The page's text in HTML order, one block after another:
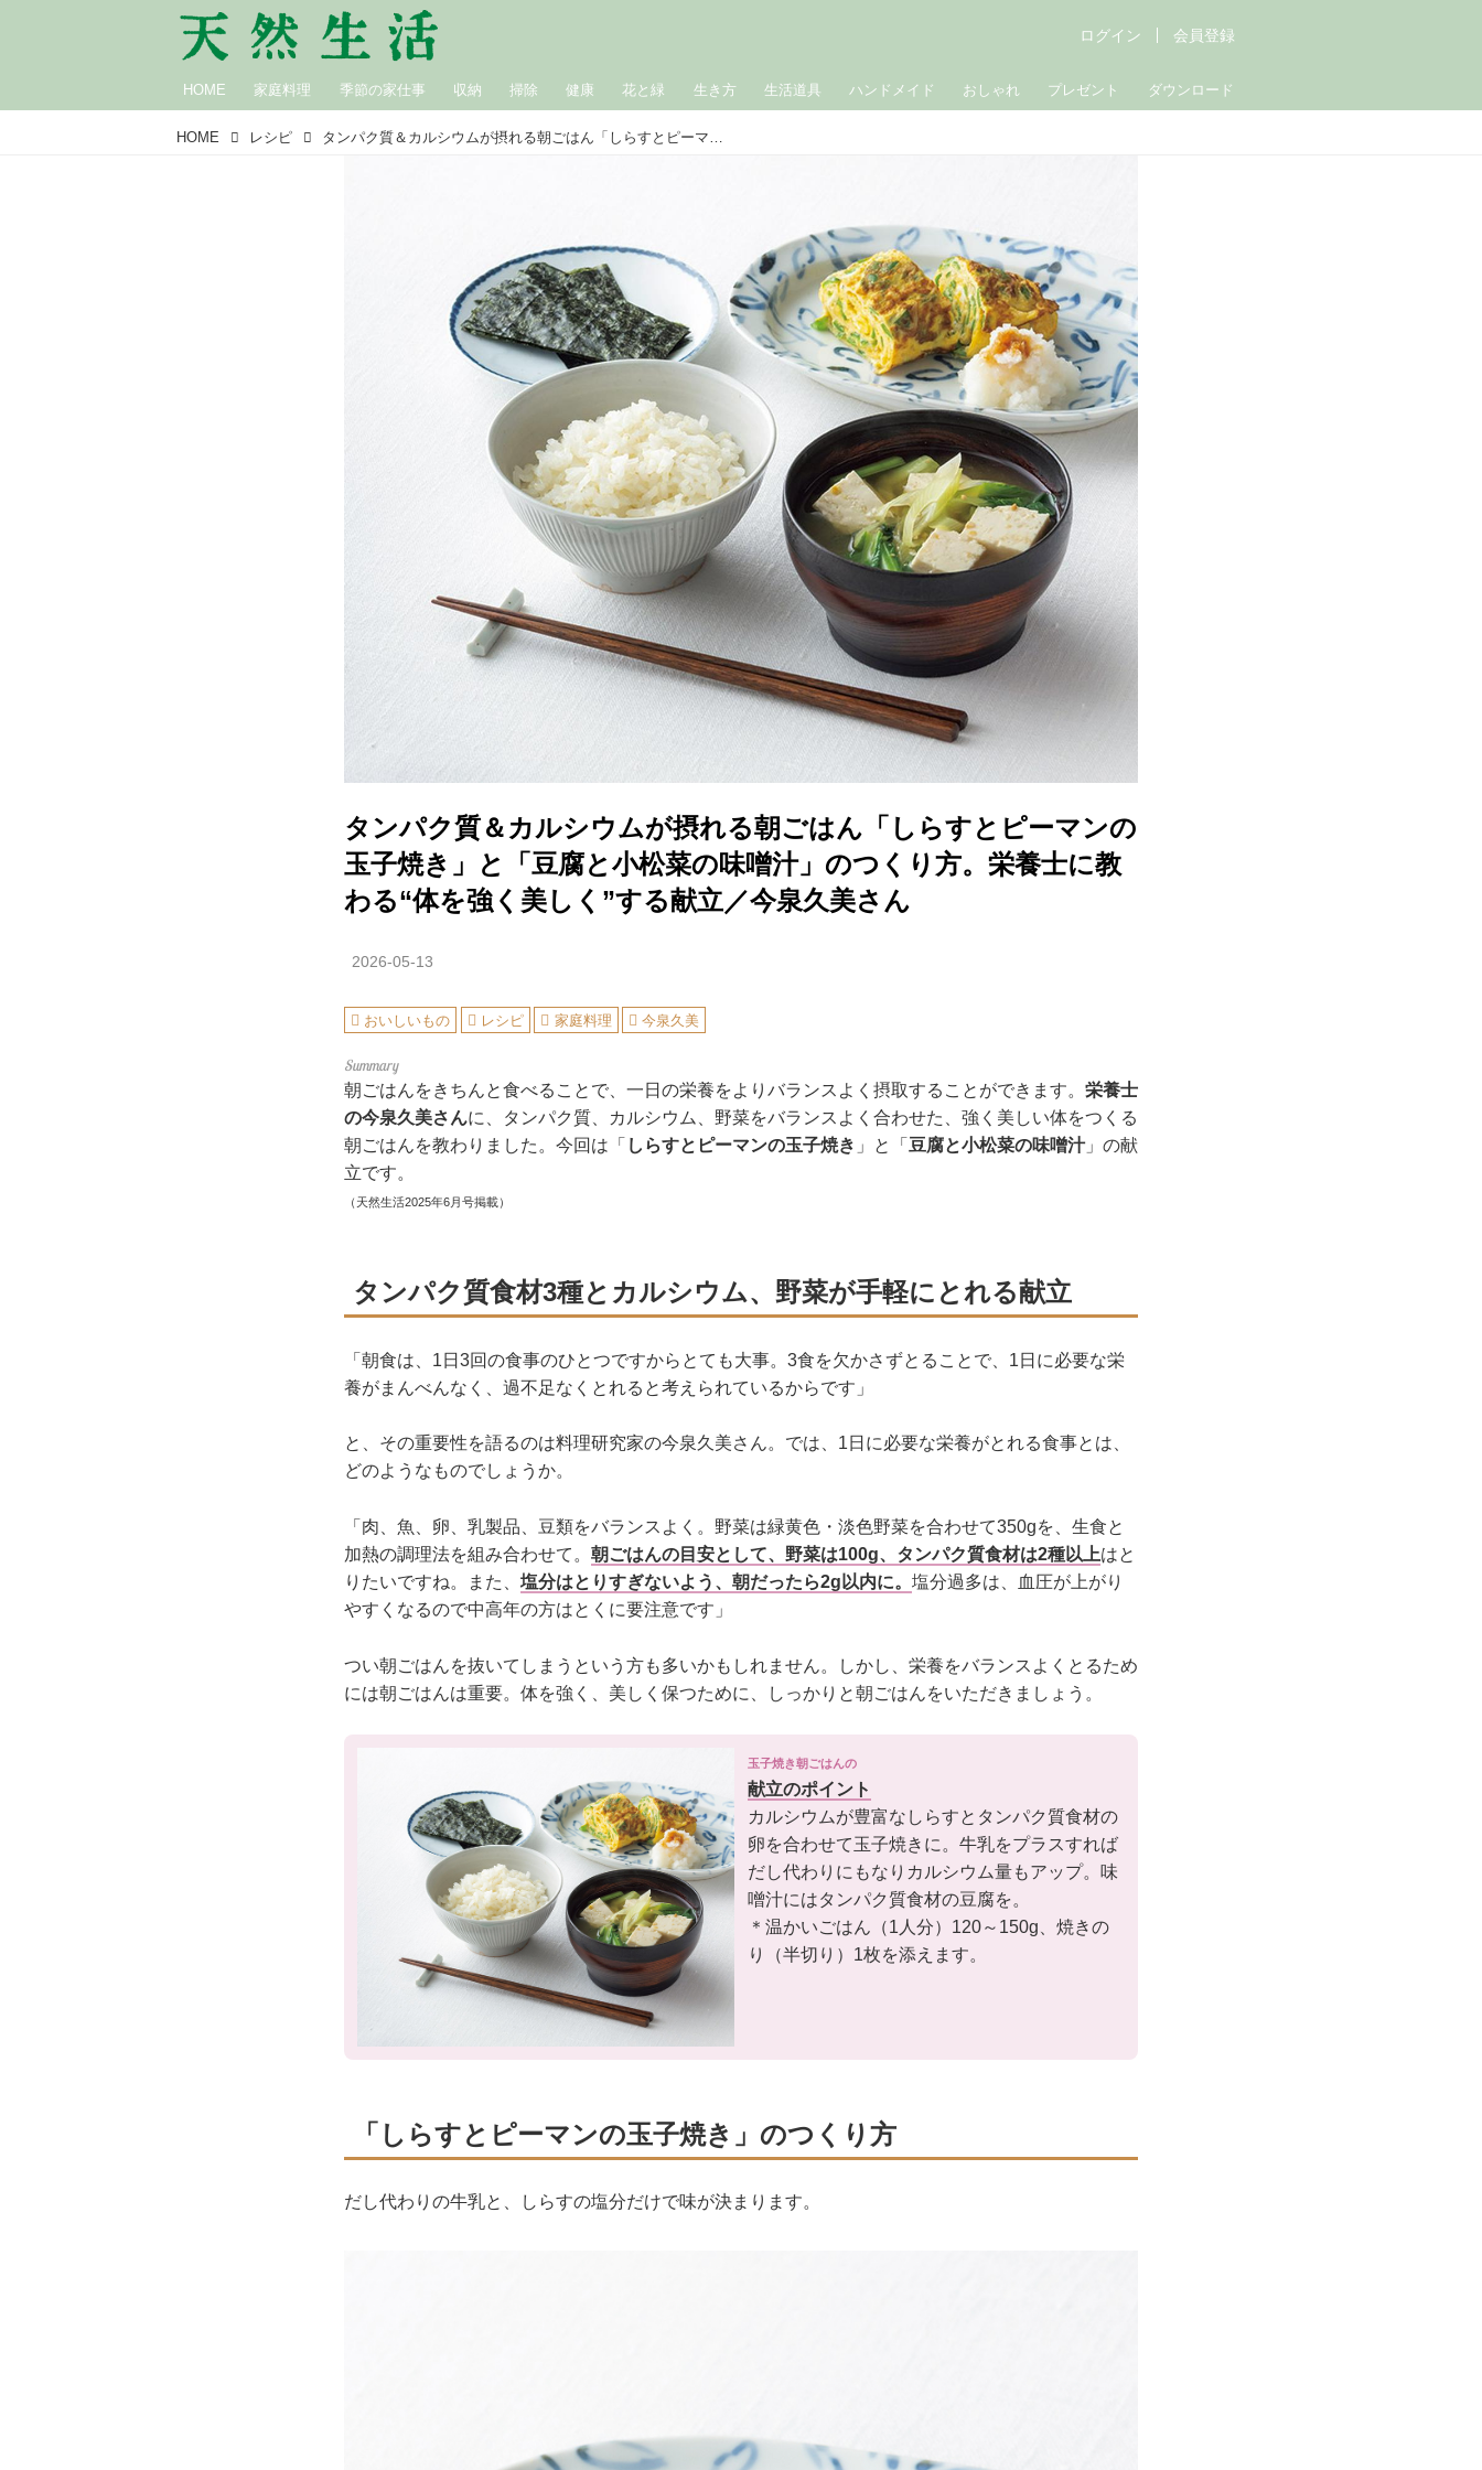
HOME 家庭料理 季節の家仕事 収納 掃除 健康 花と緑 生き方 生活道具 ハンドメイド おしゃれ プレゼント ダウンロード
ログイン 会員登録
HOME レシピ タンパク質＆カルシウムが摂れる朝ごはん「しらすとピーマンの玉子焼き」と「豆腐と小松菜の味噌汁」のつくり方。栄養士に教わる“体を強く美しく”する献立／今泉久美さん
タンパク質＆カルシウムが摂れる朝ごはん「しらすとピーマンの
玉子焼き」と「豆腐と小松菜の味噌汁」のつくり方。栄養士に教
わる“体を強く美しく”する献立／今泉久美さん
2026-05-13
おいしいもの レシピ 家庭料理 今泉久美
朝ごはんをきちんと食べることで、一日の栄養をよりバランスよく摂取することができます。 栄養士
の今泉久美さんに、タンパク質、カルシウム、野菜をバランスよく合わせた、強く美しい体をつくる
朝ごはんを教わりました。今回は「 しらすとピーマンの玉子焼き 」と「 豆腐と小松菜の味噌汁」の献
立です。
（天然生活2025年6月号掲載）
タンパク質食材3種とカルシウム、野菜が手軽にとれる献立
「朝食は、1日3回の食事のひとつですからとても大事。3食を欠かさずとることで、1日に必要な栄
養がまんべんなく、過不足なくとれると考えられているからです」
と、その重要性を語るのは料理研究家の今泉久美さん。では、1日に必要な栄養がとれる食事とは、
どのようなものでしょうか。
「肉、魚、卵、乳製品、豆類をバランスよく。野菜は緑黄色・淡色野菜を合わせて350gを、生食と
加熱の調理法を組み合わせて。 朝ごはんの目安として、野菜は100g、タンパク質食材は2種以上はと
りたいですね。また、 塩分はとりすぎないよう、朝だったら2g以内に。 塩分過多は、血圧が上がり
やすくなるので中高年の方はとくに要注意です」
つい朝ごはんを抜いてしまうという方も多いかもしれません。しかし、栄養をバランスよくとるため
には朝ごはんは重要。体を強く、美しく保つために、しっかりと朝ごはんをいただきましょう。
玉子焼き朝ごはんの
献立のポイント
カルシウムが豊富なしらすとタンパク質食材の
卵を合わせて玉子焼きに。牛乳をプラスすれば
だし代わりにもなりカルシウム量もアップ。味
噌汁にはタンパク質食材の豆腐を。
＊温かいごはん（1人分）120～150g、焼きの
り（半切り）1枚を添えます。
「しらすとピーマンの玉子焼き」のつくり方
だし代わりの牛乳と、しらすの塩分だけで味が決まります。